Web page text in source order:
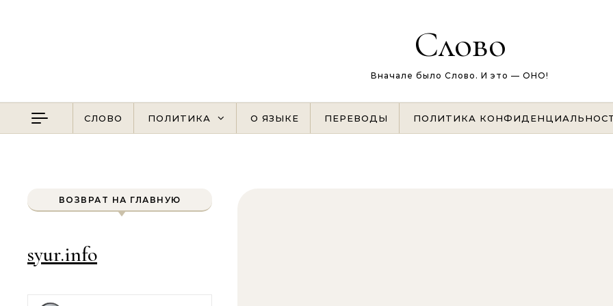
Слово
Вначале было Слово. И это — ОНО!
СЛОВО ПОЛИТИКА О ЯЗЫКЕ ПЕРЕВОДЫ ПОЛИТИКА
ВОЗВРАТ НА ГЛАВНУЮ
syur.info